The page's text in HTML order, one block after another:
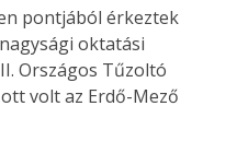
pontjából érkeztek
oktatási
Országos Tűzoltó
volt az Erdő-Mező